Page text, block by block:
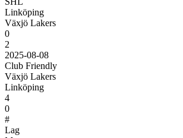
Linköping
Växjö Lakers
0
2
2025-08-08
Club Friendly
Växjö Lakers
Linköping
4
0
#
Lag